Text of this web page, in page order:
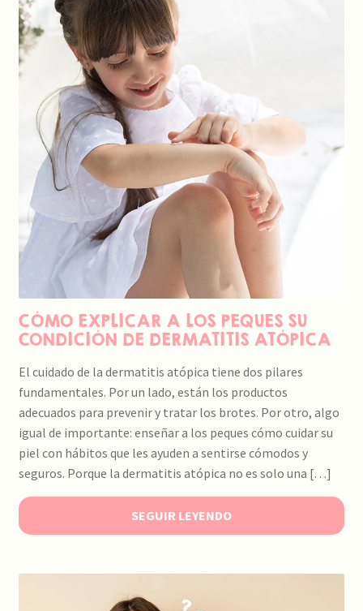
CÓMO EXPLICAR A LOS PEQUES SU
CONDICIÓN DE DERMATITIS ATÓPICA
El cuidado de la dermatitis atópica tiene dos pilares
fundamentales. Por un lado, están los productos
adecuados para prevenir y tratar los brotes. Por otro, algo
igual de importante: enseñar a los peques cómo cuidar su
piel con hábitos que les ayuden a sentirse cómodos y
seguros. Porque la dermatitis atópica no es solo una […]
SEGUIR LEYENDO